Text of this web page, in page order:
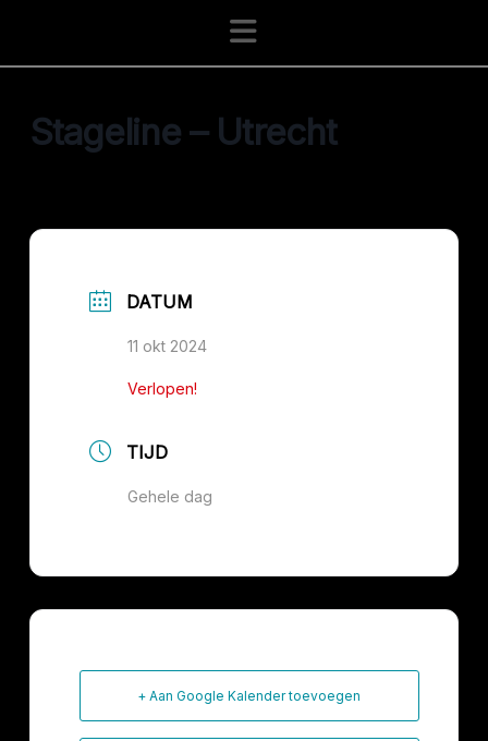
Navigation
Stageline – Utrecht
DATUM
11 okt 2024
Verlopen!
TIJD
Gehele dag
+ Aan Google Kalender toevoegen